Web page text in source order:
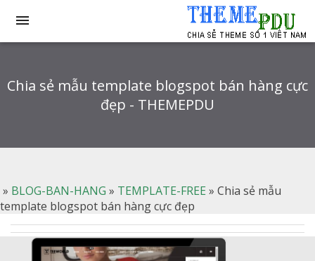

Chia sẻ mẫu template blogspot bán hàng cực
đẹp - THEMEPDU
» BLOG-BAN-HANG » TEMPLATE-FREE » Chia sẻ mẫu
template blogspot bán hàng cực đẹp